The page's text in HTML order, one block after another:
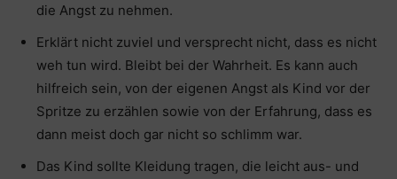
die Angst zu nehmen.
Erklärt nicht zuviel und versprecht nicht, dass es nicht
weh tun wird. Bleibt bei der Wahrheit. Es kann auch
hilfreich sein, von der eigenen Angst als Kind vor der
Spritze zu erzählen sowie von der Erfahrung, dass es
dann meist doch gar nicht so schlimm war.
Das Kind sollte Kleidung tragen, die leicht aus- und